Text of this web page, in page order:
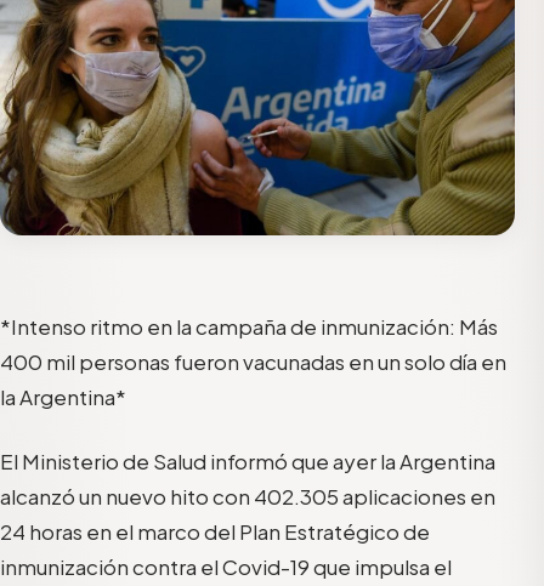
*Intenso ritmo en la campaña de inmunización: Más
400 mil personas fueron vacunadas en un solo día en
la Argentina*
El Ministerio de Salud informó que ayer la Argentina
alcanzó un nuevo hito con 402.305 aplicaciones en
24 horas en el marco del Plan Estratégico de
inmunización contra el Covid-19 que impulsa el